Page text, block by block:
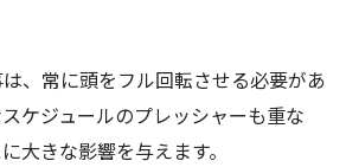
、常に頭をフル回転させる必要があ
ケジュールのプレッシャーも重な
大きな影響を与えます。